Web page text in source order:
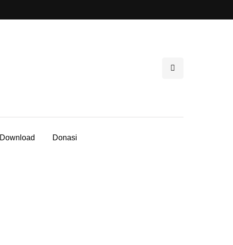
Download Donasi